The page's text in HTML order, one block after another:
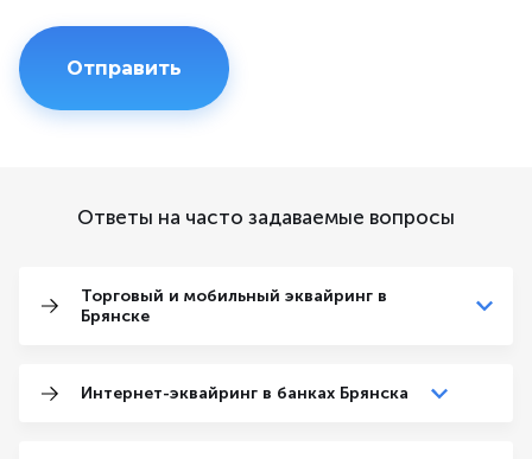
Ответы на часто задаваемые вопросы
Торговый и мобильный эквайринг в
Брянске
Интернет-эквайринг в банках Брянска